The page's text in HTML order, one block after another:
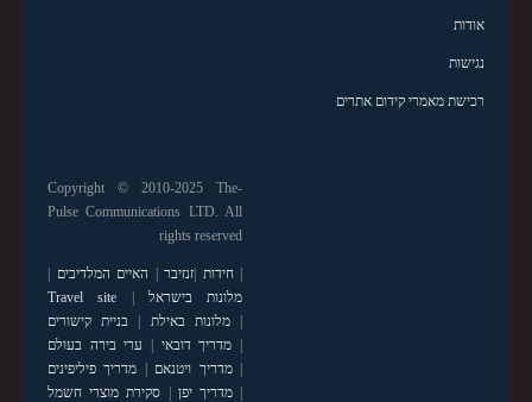
אודות
נגישות
רכישת מאמרי קידום אתרים
Copyright © 2010-2025 The-
Pulse Communications LTD. All
rights reserved
|חידות |זנזיבר | האיים המלדיבים |
מלונות בישראל |
Travel site
|מלונות באילת | בניית קישורים
| מדריך דובאי | ערי בירה בעולם
|מדריך ויטנאם | מדריך פיליפינים
|מדריך יפן | סקירת מוצרי חשמל